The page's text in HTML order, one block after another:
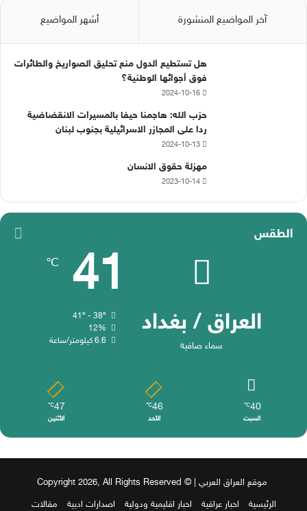
آخر المواضيع المنشورة أشهر المواضيع
هل تستطيع الدول منع تحليق الصواريخ والطائرات
فوق أجوائها الوطنية؟
2024-10-16
حزب الله: هاجمنا حيفا بالمسيرات الانقضاضية
ردا على المجازر الاسرائيلية بجنوب لبنان
2024-10-13
مهزلة حقوق الانسان
2023-10-14
الطقس
العراق / بغداد
سماء صافية
41
℃
41º - 38º
12%
6.6 كيلومتر/ساعة
40
℃
السبت
46
℃
الأحد
47
℃
الأثنين
موقع العراق العربي | © Copyright 2026, All Rights Reserved
الرئيسية
اخبار عراقية اخبار اقليمية ودولية اصدارات ادبية مقالات